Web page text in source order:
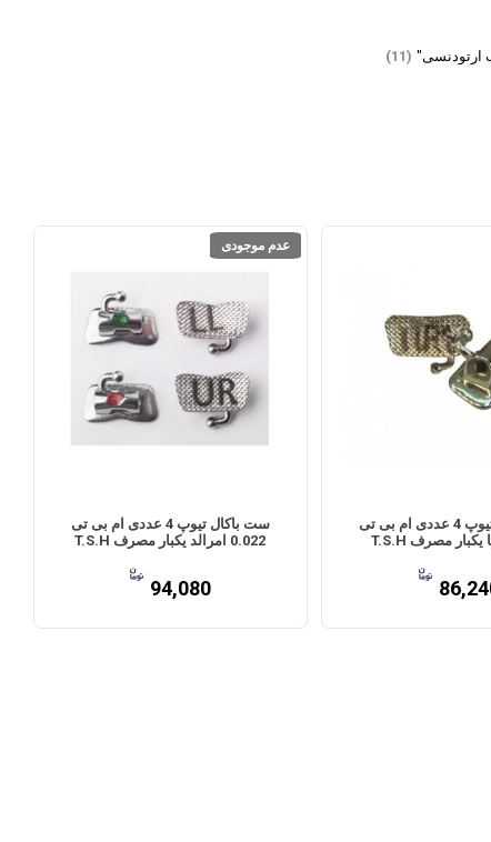
ارتودنسی" (11)
ست باکال تیوپ 4 عددی ام بی تی
عدم موجودی
ست باکال تیوپ 4 عددی ام بی تی
0.022 امرالد یکبار مصرف T.S.H
94,080